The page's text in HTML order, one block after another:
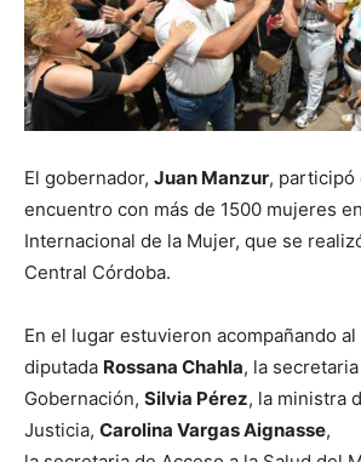
El gobernador, Juan Manzur, participó
encuentro con más de 1500 mujeres
Internacional de la Mujer, que se
Central Córdoba.
En el lugar estuvieron acompañando
diputada Rossana Chahla, la
Gobernación, Silvia Pérez, la ministra
Justicia, Carolina Vargas Aignasse,